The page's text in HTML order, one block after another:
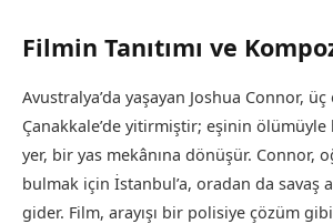
Filmin Tanıtımı ve
Avustralya’da yaşayan Joshua Connor,
Çanakkale’de yitirmiştir; eşinin
yer, bir yas mekânına dönüşür. Connor,
bulmak için İstanbul’a, oradan da savaş
gider. Film, arayışı bir polisiye çözüm